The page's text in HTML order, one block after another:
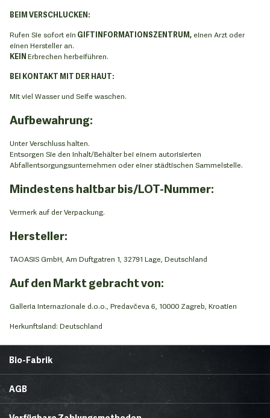
BEIM VERSCHLUCKEN:
Rufen Sie sofort ein GIFTINFORMATIONSZENTRUM,einen Arzt oder
einen Hersteller an.
KEINErbrechen herbeiführen.
BEI KONTAKT MIT DER HAUT:
Mit viel Wasser und Seife waschen.
Aufbewahrung:
Unter Verschluss halten.
Entsorgen Sie den Inhalt/Behälter bei einem autorisierten
Abfallentsorgungsunternehmen oder einer städtischen Sammelstelle.
Mindestens haltbar bis/LOT-Nummer:
Vermerk auf der Verpackung.
Hersteller:
TAOASIS GmbH, Am Duftgatren 1, 32791 Lage, Deutschland
Auf den Markt gebracht von:
Galleria Internazionale d.o.o., Predavčeva 6, 10000 Zagreb, Kroatien
Herkunftsland: Deutschland
Bio-Fabrik
News
AGB
Lieferbedingungen